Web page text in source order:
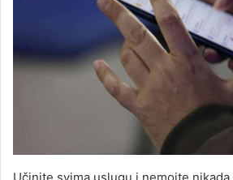
Učinite svima uslugu i nemojte